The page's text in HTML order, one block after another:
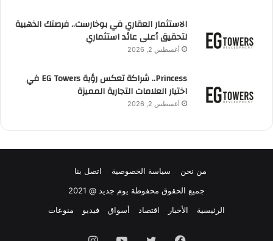
الاستثمار العقاري في بوخارست.. فرصتك الذهبية
لتحقيق أعلى عائد استثماري
أغسطس 2, 2026
Princess.. شراكة تعكس رؤية EG Towers في
اختيار العلامات التجارية المميزة
أغسطس 2, 2026
من نحن سياسة الخصوصية
اتصل بنا
جميع الحقوق محفوظة يوم جديد @ 2021
الرئيسية
الأخبار اقتصاد أسواق فيديو منوعات